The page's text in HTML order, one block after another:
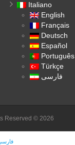
Italiano
English
Français
Deutsch
Español
Português
Türkçe
فارسی
Reserved © 2026